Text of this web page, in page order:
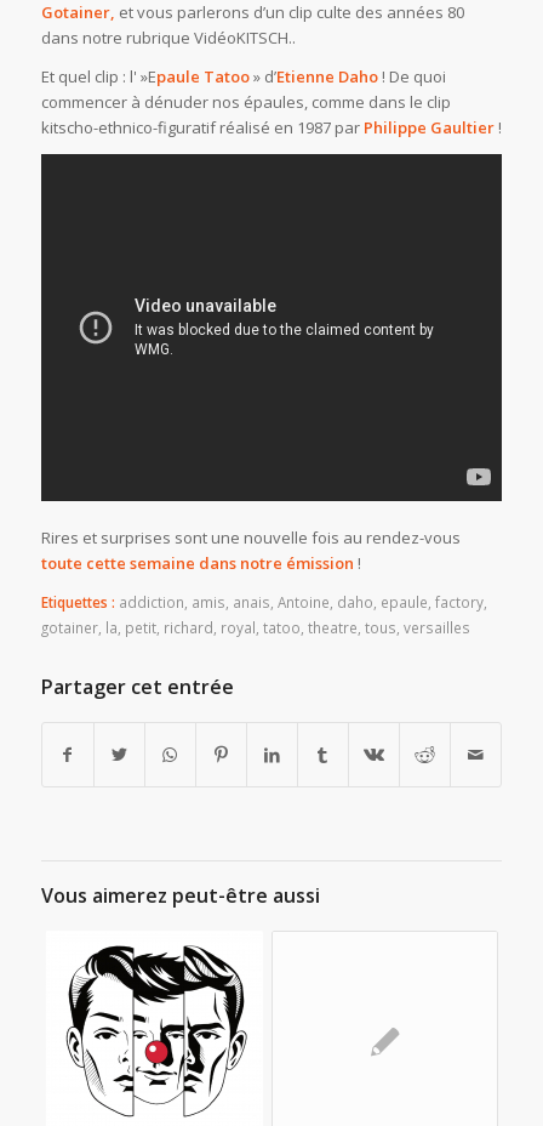
Gotainer, et vous parlerons d’un clip culte des années 80
dans notre rubrique VidéoKITSCH..
Et quel clip : l' »Epaule Tatoo» d’Etienne Daho! De quoi
commencer à dénuder nos épaules, comme dans le clip
kitscho-ethnico-figuratif réalisé en 1987 par Philippe Gaultier!
Rires et surprises sont une nouvelle fois au rendez-vous
toute cette semaine dans notre émission !
Etiquettes : addiction amis anais Antoine daho epaule factory,
gotainer, la petit, richard royal tatoo theatre tous versailles
Partager cet entrée
Vous aimerez peut-être aussi